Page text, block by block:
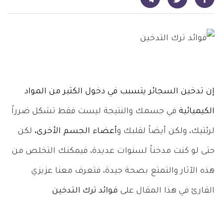
إن تدخين السجائر يتسبب في دخول الكثير من المواد
الكيميائية في جسمك والنتيجة ليست فقط تشكل ضرراً
لرئتيك، ولكن أيضاً لقلبك وأعضاء الجسم الأخرى، لكن
حتى لو كنت مدخناً لسنوات عديدة، فيمكنك التخلص من
هذه الآثار والتمتع بصحة جيدة، فتعرف معنا عزيزي
القارئ في هذا المقال على فوائد ترك التدخين